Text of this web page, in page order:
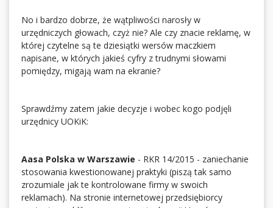
No i bardzo dobrze, że wątpliwości narosły w
urzędniczych głowach, czyż nie? Ale czy znacie reklamę, w
której czytelne są te dziesiątki wersów maczkiem
napisane, w których jakieś cyfry z trudnymi słowami
pomiędzy, migają wam na ekranie?
Sprawdźmy zatem jakie decyzje i wobec kogo podjęli
urzędnicy UOKiK:
Aasa Polska w Warszawie - RKR 14/2015 - zaniechanie
stosowania kwestionowanej praktyki (piszą tak samo
zrozumiale jak te kontrolowane firmy w swoich
reklamach). Na stronie internetowej przedsiębiorcy